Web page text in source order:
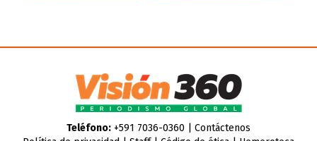
Teléfono:+591 7036-0360 | Contáctenos